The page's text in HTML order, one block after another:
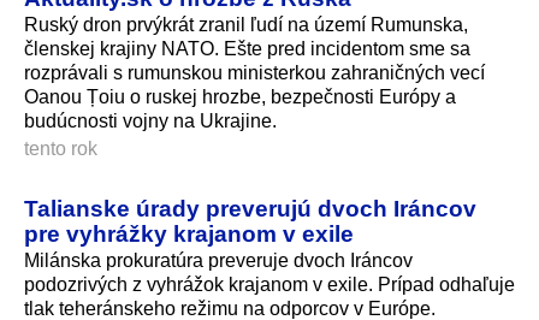
Ruský dron prvýkrát zranil ľudí na území Rumunska,
členskej krajiny NATO. Ešte pred incidentom sme sa
rozprávali s rumunskou ministerkou zahraničných vecí
Oanou Țoiu o ruskej hrozbe, bezpečnosti Európy a
budúcnosti vojny na Ukrajine.
tento rok
Talianske úrady preverujú dvoch Iráncov
pre vyhrážky krajanom v exile
Milánska prokuratúra preveruje dvoch Iráncov
podozrivých z vyhrážok krajanom v exile. Prípad odhaľuje
tlak teheránskeho režimu na odporcov v Európe.